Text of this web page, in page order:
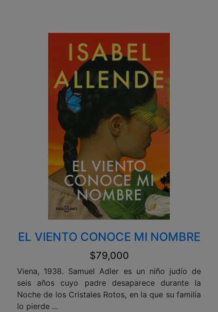
EL VIENTO CONOCE MI NOMBRE
$79,000
Viena, 1938. Samuel Adler es un niño judío de
seis años cuyo padre desaparece durante la
Noche de los Cristales Rotos, en la que su familia
lo pierde ...